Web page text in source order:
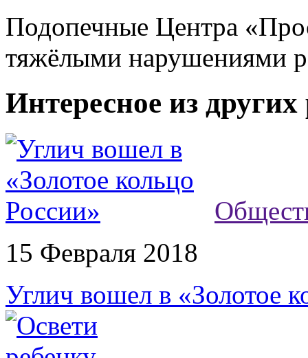
Подопечные Центра
тяжёлыми нарушениями
Интересное из
15 Февраля 2018
Углич вошел в «Золотое